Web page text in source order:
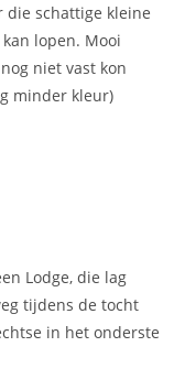
die schattige kleine
lopen. Mooi
niet vast kon
minder kleur)
Lodge, die lag
tijdens de tocht
in het onderste